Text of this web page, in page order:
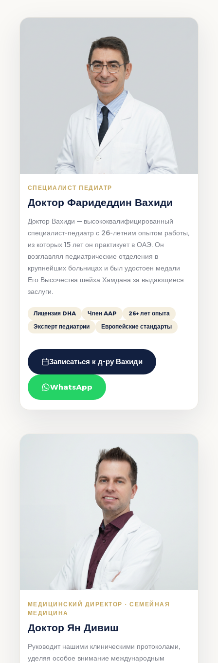
СПЕЦИАЛИСТ ПЕДИАТР
Доктор Фаридеддин Вахиди
Доктор Вахиди — высококвалифицированный
специалист-педиатр с 26-летним опытом работы,
из которых 15 лет он практикует в ОАЭ. Он
возглавлял педиатрические отделения в
крупнейших больницах и был удостоен медали
Его Высочества шейха Хамдана за выдающиеся
заслуги.
Лицензия DHA Член AAP
26+ лет опыта
Эксперт педиатрии
Европейские стандарты
Записаться к д-ру Вахиди
WhatsApp
МЕДИЦИНСКИЙ ДИРЕКТОР · СЕМЕЙНАЯ
МЕДИЦИНА
Доктор Ян Дивиш
Руководит нашими клиническими протоколами,
уделяя особое внимание международным